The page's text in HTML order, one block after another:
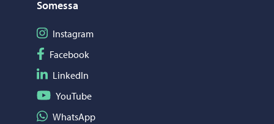
Somessa
Seuraa Instagram
Instagram
Seuraa Facebook
Facebook
Seuraa LinkedIn
LinkedIn
Seuraa YouTube
YouTube
Jaa WhatsApp
WhatsApp